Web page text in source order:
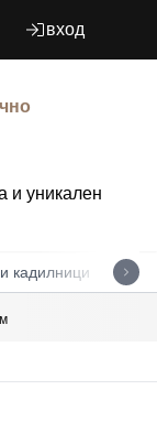
вход
и уникален
кадилници